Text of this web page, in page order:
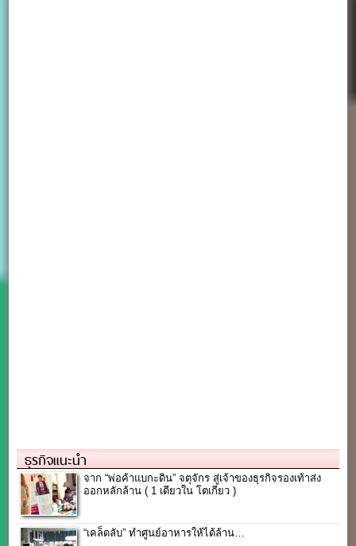
ธุรกิจแนะนำ
จาก “พ่อค้าแบกะดิน” จตุจักร สู่เจ้าของธุรกิจรองเท้าส่ง
ออกหลักล้าน ( 1 เดียวใน โตเกียว )
“เคล็ดลับ” ทำศูนย์อาหารให้ได้ล้าน…